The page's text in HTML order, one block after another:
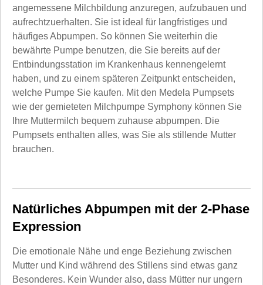
angemessene Milchbildung anzuregen, aufzubauen und
aufrechtzuerhalten. Sie ist ideal für langfristiges und
häufiges Abpumpen. So können Sie weiterhin die
bewährte Pumpe benutzen, die Sie bereits auf der
Entbindungsstation im Krankenhaus kennengelernt
haben, und zu einem späteren Zeitpunkt entscheiden,
welche Pumpe Sie kaufen. Mit den Medela Pumpsets
wie der gemieteten Milchpumpe Symphony können Sie
Ihre Muttermilch bequem zuhause abpumpen. Die
Pumpsets enthalten alles, was Sie als stillende Mutter
brauchen.
Natürliches Abpumpen mit der 2-Phase
Expression
Die emotionale Nähe und enge Beziehung zwischen
Mutter und Kind während des Stillens sind etwas ganz
Besonderes. Kein Wunder also, dass Mütter nur ungern